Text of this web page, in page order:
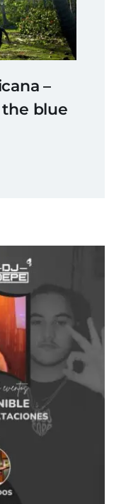
–
blue